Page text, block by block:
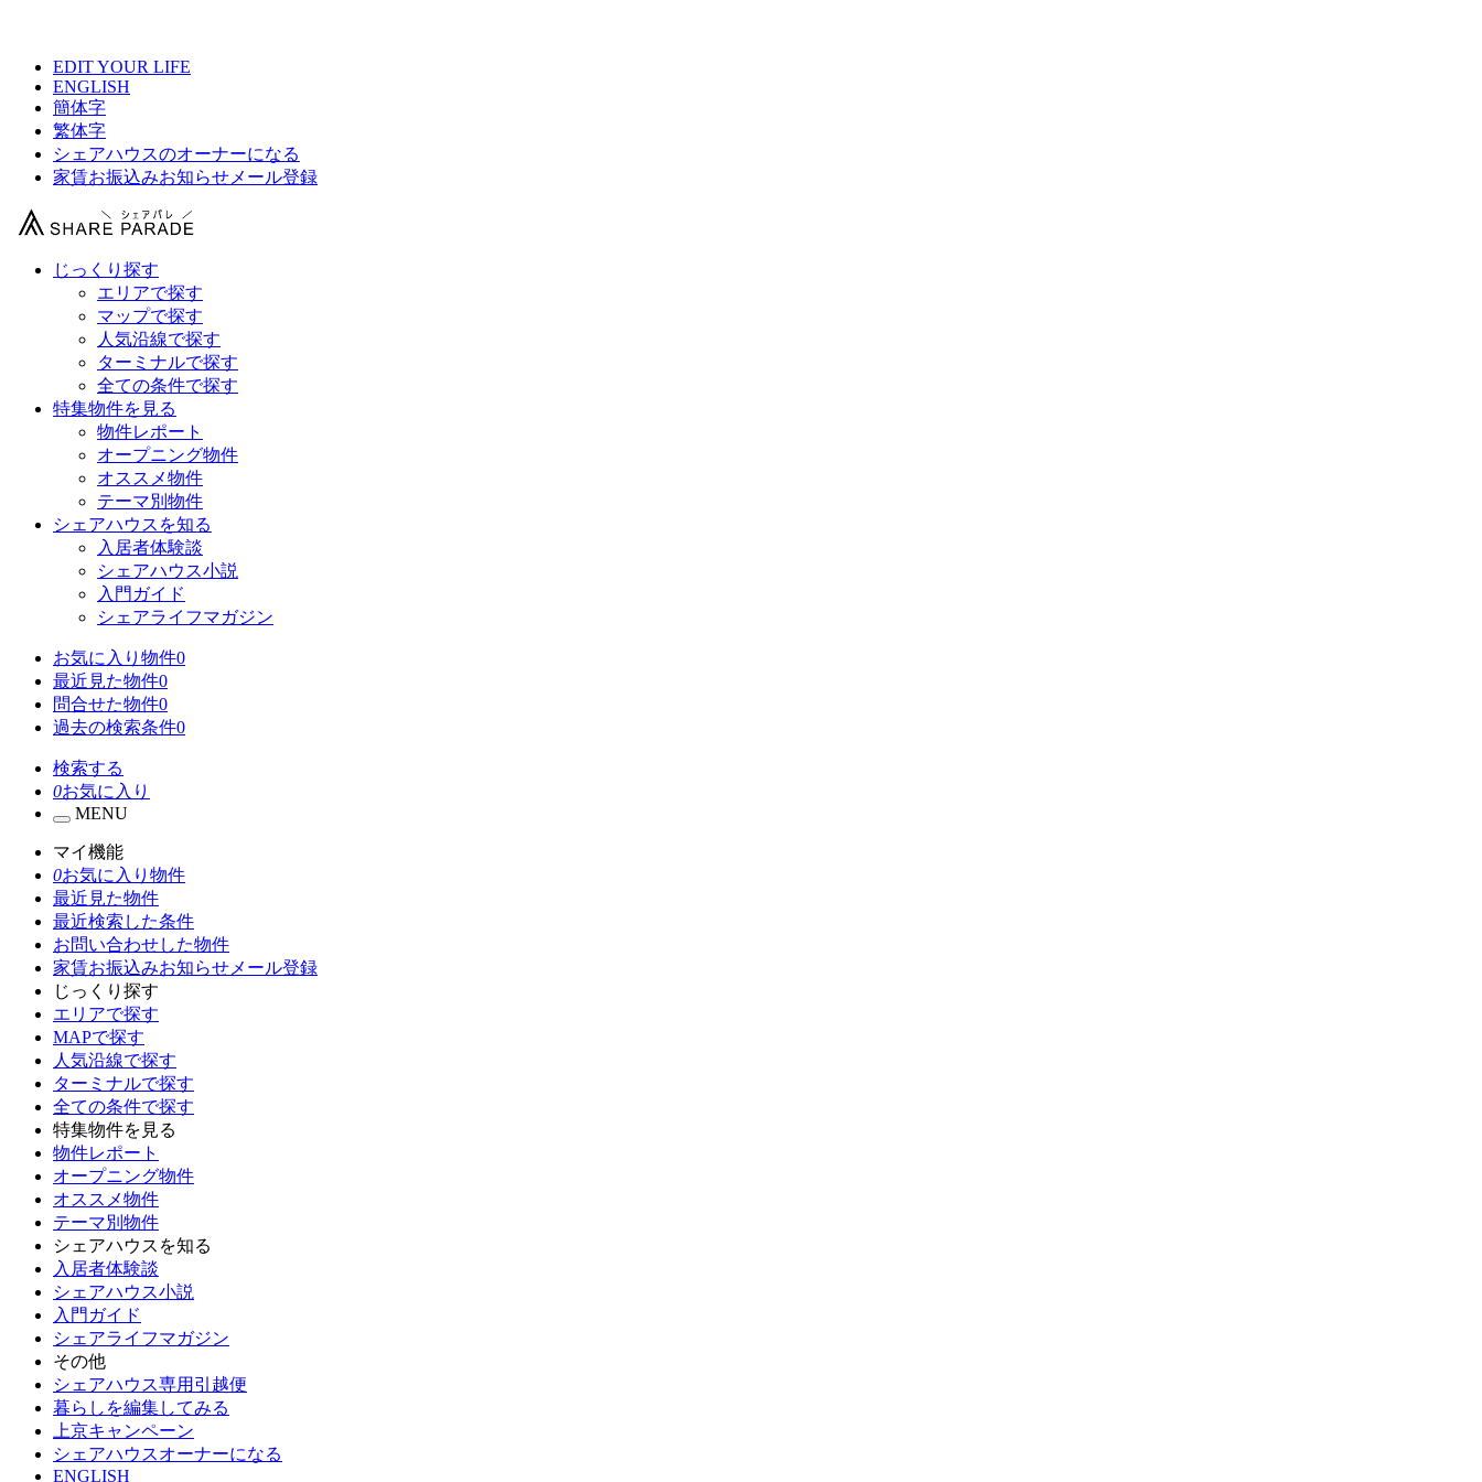
EDIT YOUR LIFE
ENGLISH
簡体字
繁体字
シェアハウスのオーナーになる
家賃お振込みお知らせメール登録
じっくり探す
エリアで探す
マップで探す
人気沿線で探す
ターミナルで探す
全ての条件で探す
特集物件を見る
物件レポート
オープニング物件
オススメ物件
テーマ別物件
シェアハウスを知る
入居者体験談
シェアハウス小説
入門ガイド
シェアライフマガジン
お気に入り物件0
最近見た物件0
問合せた物件0
過去の検索条件0
検索する
0お気に入り
MENU
マイ機能
0お気に入り物件
最近見た物件
最近検索した条件
お問い合わせした物件
家賃お振込みお知らせメール登録
じっくり探す
エリアで探す
MAPで探す
人気沿線で探す
ターミナルで探す
全ての条件で探す
特集物件を見る
物件レポート
オープニング物件
オススメ物件
テーマ別物件
シェアハウスを知る
入居者体験談
シェアハウス小説
入門ガイド
シェアライフマガジン
その他
シェアハウス専用引越便
暮らしを編集してみる
上京キャンペーン
シェアハウスオーナーになる
ENGLISH